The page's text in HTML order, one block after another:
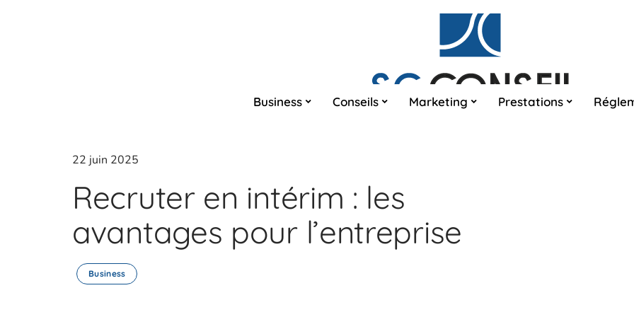
Business Conseils Marketing Prestations
22 juin 2025
Recruter en intérim : les
avantages pour l’entreprise
Business